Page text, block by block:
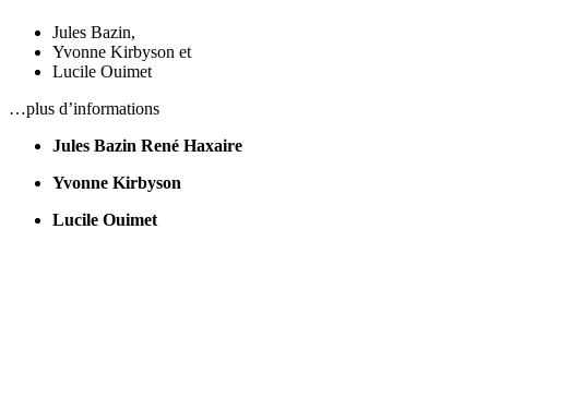
Jules Bazin,
Yvonne Kirbyson et
Lucile Ouimet
…plus d’informations
Jules Bazin René Haxaire
Yvonne Kirbyson
Lucile Ouimet